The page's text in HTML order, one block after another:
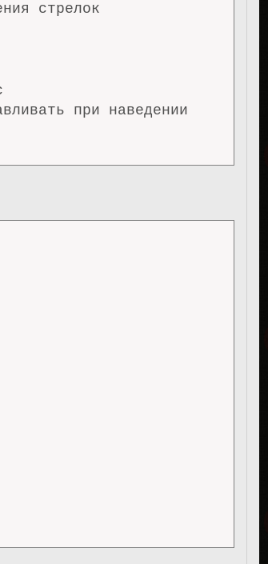
стрелок
при наведении